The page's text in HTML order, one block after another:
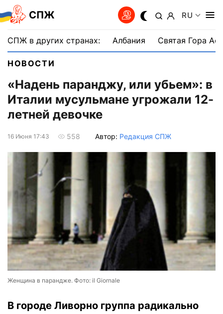
СПЖ RU
СПЖ в других странах: Албания Святая Гора
НОВОСТИ
«Надень паранджу, или убьем»: в
Италии мусульмане угрожали 12-
летней девочке
16 Июня 17:43 558 Автор: Редакция СПЖ
Женщина в парандже. Фото: il Giornale
В городе Ливорно группа радикально